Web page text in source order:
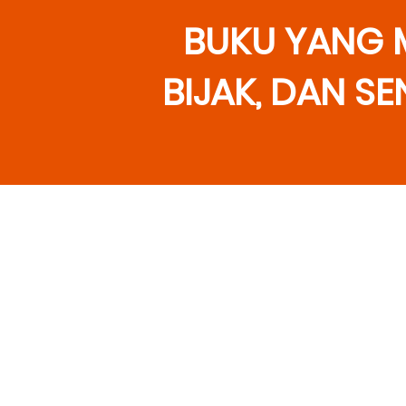
BUKU YANG
BIJAK, DAN